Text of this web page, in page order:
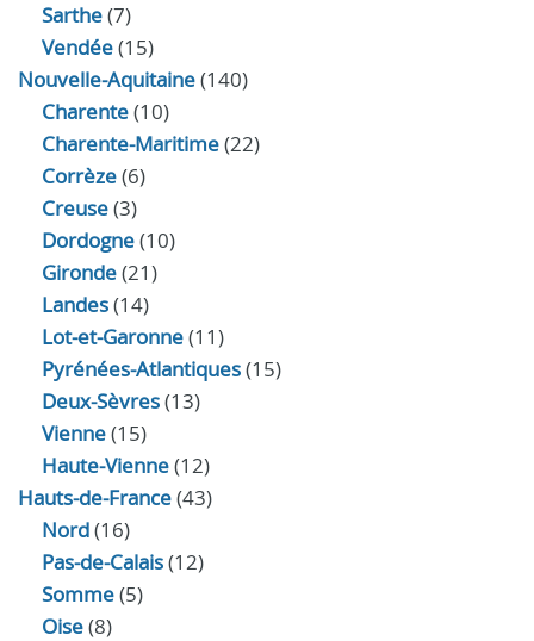
Sarthe(7)
Vendée(15)
Nouvelle-Aquitaine(140)
Charente(10)
Charente-Maritime(22)
Corrèze(6)
Creuse(3)
Dordogne(10)
Gironde(21)
Landes(14)
Lot-et-Garonne(11)
Pyrénées-Atlantiques(15)
Deux-Sèvres(13)
Vienne(15)
Haute-Vienne(12)
Hauts-de-France(43)
Nord(16)
Pas-de-Calais(12)
Somme(5)
Oise(8)